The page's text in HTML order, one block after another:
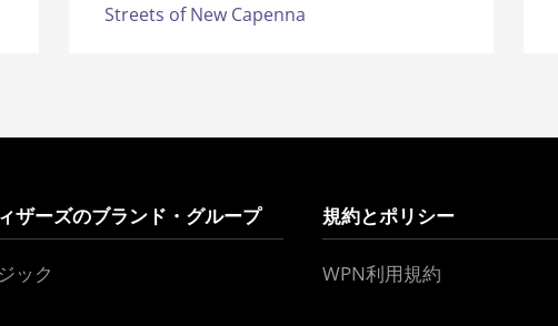
Streets of New Capenna
ザーズのブランド・グループ
ック
規約とポリシー
WPN利用規約